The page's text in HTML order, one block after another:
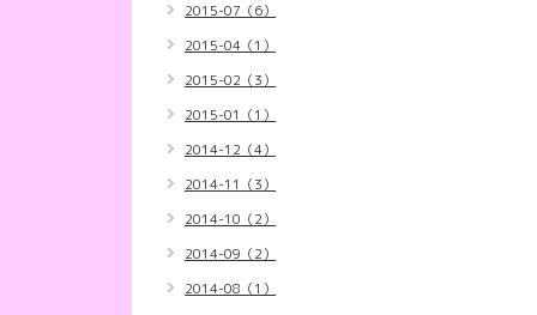
2015-07（6）
2015-04（1）
2015-02（3）
2015-01（1）
2014-12（4）
2014-11（3）
2014-10（2）
2014-09（2）
2014-08（1）